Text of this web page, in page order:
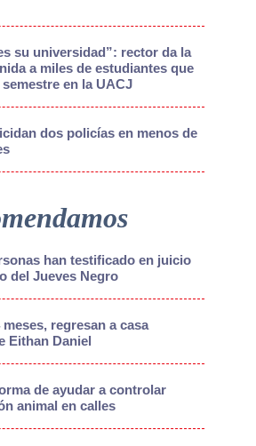
su universidad”: rector da la
a miles de estudiantes que
en la UACJ
dos policías en menos de
han testificado en juicio
del Jueves Negro
regresan a casa
Eithan Daniel
de ayudar a controlar
animal en calles